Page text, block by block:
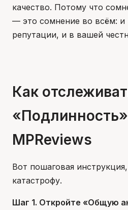
качество. Потому что
— это сомнение во всём: и
репутации, и в вашей
Как
MPReviews
Вот пошаговая
катастрофу.
Шаг 1. Откройте «Общую